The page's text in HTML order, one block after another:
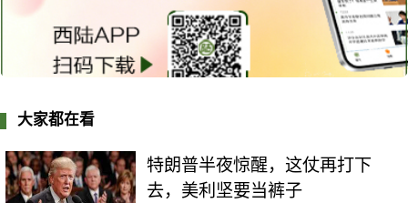
大家都在看
特朗普半夜惊醒，这仗再打下
去，美利坚要当裤子